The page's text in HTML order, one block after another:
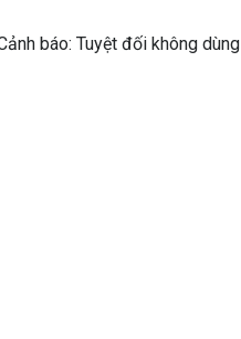
báo: Tuyệt đối không dùng